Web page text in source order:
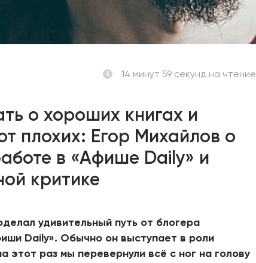
14 минут 59 секунд на чтение
о хороших книгах и
плохих: Егор Михайлов о
в «Афише Daily» и
критике
удивительный путь от блогера
Daily». Обычно он выступает в роли
этот раз мы перевернули всё с ног на голову